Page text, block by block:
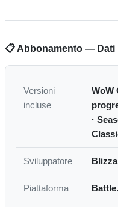
📋 Abbonamento — Dati
Versioni
incluse
WoW
·
Sviluppatore
Piattaforma